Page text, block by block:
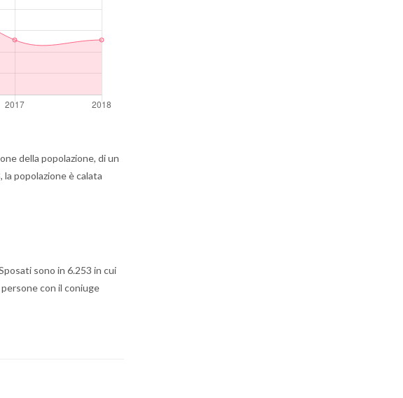
della popolazione, di un
popolazione è calata
sono in 6.253 in cui
con il coniuge